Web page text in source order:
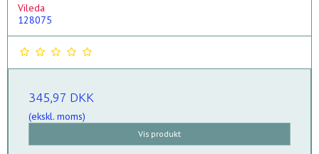
Vileda
128075
345,97 DKK
(ekskl. moms)
Vis produkt